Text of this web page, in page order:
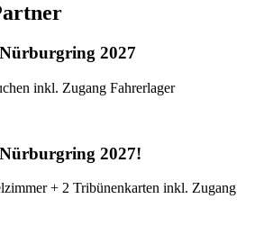
2027
inkl. Zugang Fahrerlager
2027!
+ 2 Tribünenkarten inkl. Zugang